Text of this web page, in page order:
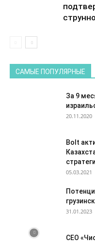
САМЫЕ ПОПУЛЯРНЫЕ
За 9
20.11.2020
Bolt
05.03.2021
31.01.2023
CEO